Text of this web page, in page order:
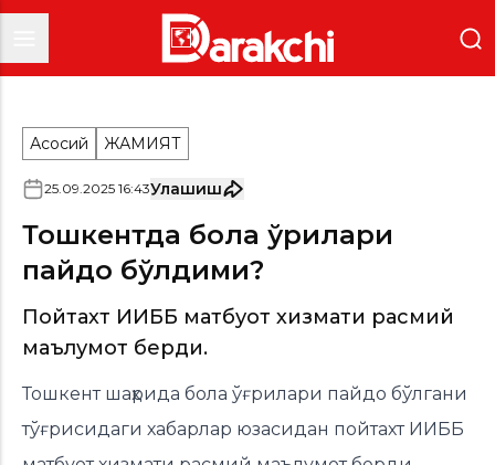
Асосий ЖАМИЯТ
25.09.2025 16:43Улашиш
Тошкентда бола ўғрилари
пайдо бўлдими?
Пойтахт ИИББ матбуот хизмати расмий
маълумот берди.
Тошкент шаҳрида бола ўғрилари пайдо бўлгани
тўғрисидаги хабарлар юзасидан пойтахт ИИББ